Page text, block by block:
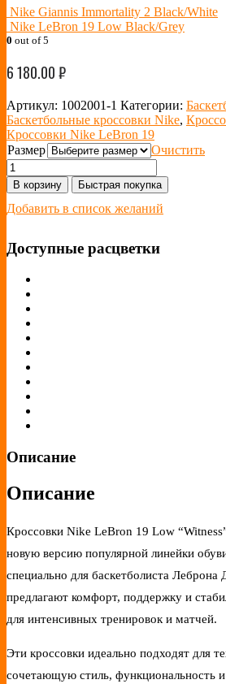
Nike Giannis Immortality 2 Black/White
Nike LeBron 19 Low Black/Grey
0 out of 5
6 180.00₽
Артикул: 1002001-1 Категории:
Баскетбольные кроссовки Nike,
Кроссовки Nike LeBron 19
Размер
Очистить
В корзину Быстрая покупка
Добавить в список желаний
Доступные расцветки
Описание
Описание
Кроссовки Nike LeBron 19 Low
новую версию популярной линейки
специально для баскетболиста
предлагают комфорт, поддержку и
для интенсивных тренировок и матчей.
Эти кроссовки идеально подходят для
сочетающую стиль, функциональность и